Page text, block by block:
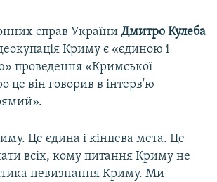
RL
справ України Дмитро Кулеба
Криму є «єдиною і
проведення «Кримської
це він говорив в інтерв'ю
Це єдина і кінцева мета. Це
всіх, кому питання Криму не
невизнання Криму. Ми